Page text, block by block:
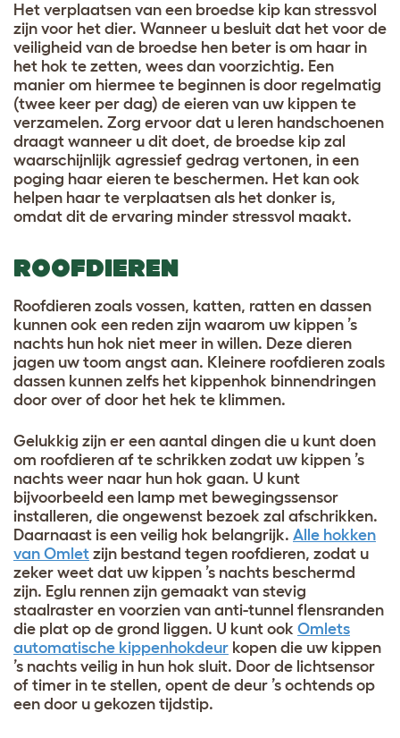
Het verplaatsen van een broedse kip kan stressvol
zijn voor het dier. Wanneer u besluit dat het voor de
veiligheid van de broedse hen beter is om haar in
het hok te zetten, wees dan voorzichtig. Een
manier om hiermee te beginnen is door regelmatig
(twee keer per dag) de eieren van uw kippen te
verzamelen. Zorg ervoor dat u leren handschoenen
draagt wanneer u dit doet, de broedse kip zal
waarschijnlijk agressief gedrag vertonen, in een
poging haar eieren te beschermen. Het kan ook
helpen haar te verplaatsen als het donker is,
omdat dit de ervaring minder stressvol maakt.
ROOFDIEREN
Roofdieren zoals vossen, katten, ratten en dassen
kunnen ook een reden zijn waarom uw kippen ’s
nachts hun hok niet meer in willen. Deze dieren
jagen uw toom angst aan. Kleinere roofdieren zoals
dassen kunnen zelfs het kippenhok binnendringen
door over of door het hek te klimmen.
Gelukkig zijn er een aantal dingen die u kunt doen
om roofdieren af ​​te schrikken zodat uw kippen ’s
nachts weer naar hun hok gaan. U kunt
bijvoorbeeld een ​lamp met bewegingssensor
installeren, die ongewenst bezoek zal afschrikken.
Daarnaast is een veilig hok belangrijk. Alle hokken
van Omlet zijn bestand tegen roofdieren, zodat u
zeker weet dat uw kippen ’s nachts beschermd
zijn. Eglu rennen zijn gemaakt van stevig
staalraster en voorzien van anti-tunnel flensranden
die plat op de grond liggen. U kunt ook Omlets
automatische kippenhokdeur kopen die uw kippen
’s nachts veilig in hun hok sluit. Door de lichtsensor
of timer in te stellen, opent de deur ’s ochtends op
een door u gekozen tijdstip.